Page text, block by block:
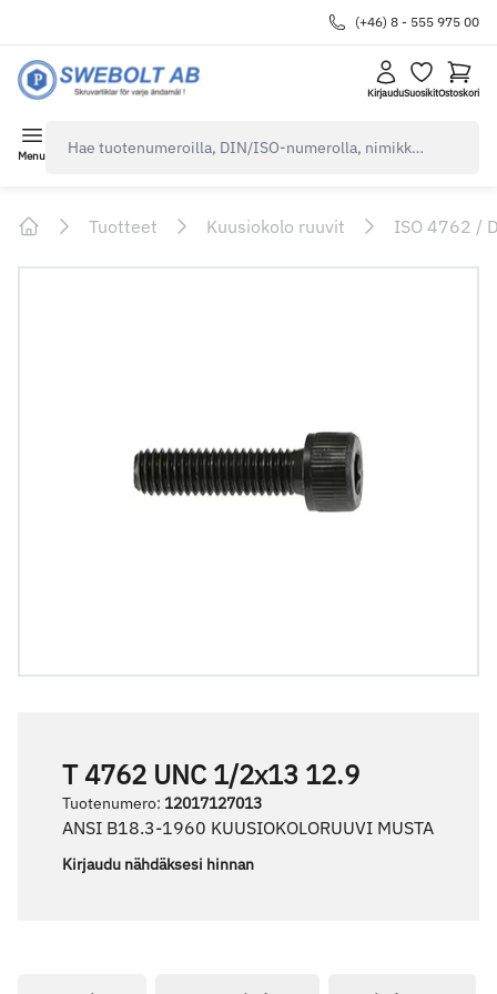
(+46) 8 - 555 975 00
KirjauduSuosikitOstoskori
Menu
Tuotteet Kuusiokolo ruuvit ISO 4762 /
T 4762 UNC 1/2x13 12.9
Tuotenumero: 12017127013
ANSI B18.3-1960 KUUSIOKOLORUUVI MUSTA
Kirjaudu nähdäksesi hinnan